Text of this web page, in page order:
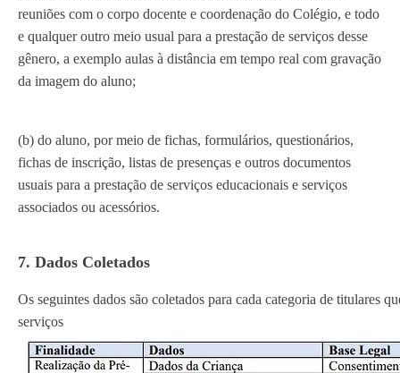
reuniões com o corpo docente e coordenação do Colégio, e todo
e qualquer outro meio usual para a prestação de serviços desse
gênero, a exemplo aulas à distância em tempo real com gravação
da imagem do aluno;
(b) do aluno, por meio de fichas, formulários, questionários,
fichas de inscrição, listas de presenças e outros documentos
usuais para a prestação de serviços educacionais e serviços
associados ou acessórios.
7. Dados Coletados
Os seguintes dados são coletados para cada categoria de titulares
serviços